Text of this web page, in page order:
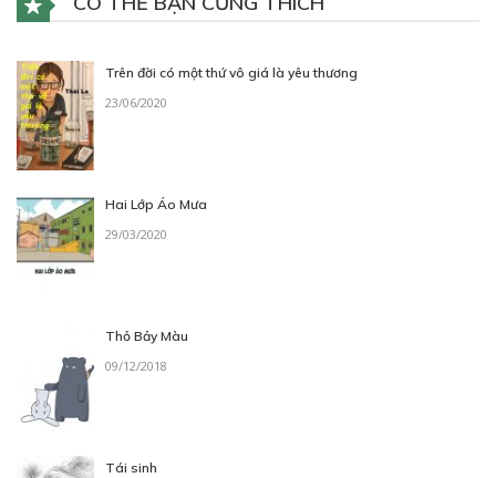
Trên đời có một thứ vô giá là yêu thương
23/06/2020
Hai Lớp Áo Mưa
29/03/2020
Thỏ Bảy Màu
09/12/2018
Tái sinh